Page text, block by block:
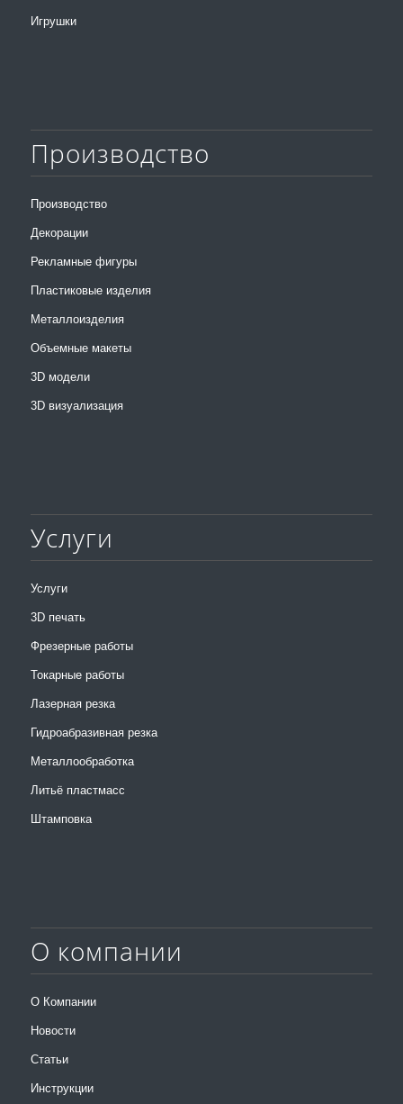
Игрушки
Производство
Производство
Декорации
Рекламные фигуры
Пластиковые изделия
Металлоизделия
Объемные макеты
3D модели
3D визуализация
Услуги
Услуги
3D печать
Фрезерные работы
Токарные работы
Лазерная резка
Гидроабразивная резка
Металлообработка
Литьё пластмасс
Штамповка
О компании
О Компании
Новости
Статьи
Инструкции